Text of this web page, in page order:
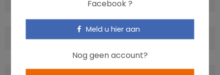
doorgaans 5 g lactose , dus je moet niet te streng zijn,” legt
COMMENTS(0)
Facebook ?
Meld u hier aan
Nog geen account?